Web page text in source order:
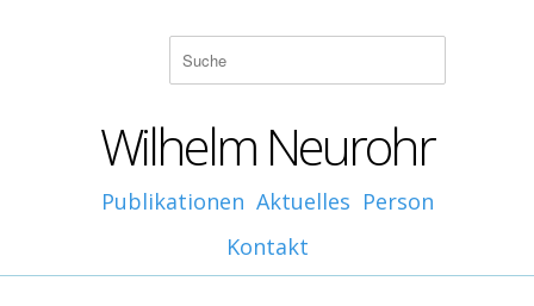
Wilhelm Neurohr
Publikationen Aktuelles Person
Kontakt